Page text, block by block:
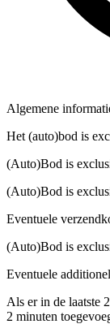
Algemene
Het (auto)bod is
(Auto)Bod is
(Auto)Bod is
Eventuele
(Auto)Bod is
Eventuele
Als er in de laatste
2 minuten